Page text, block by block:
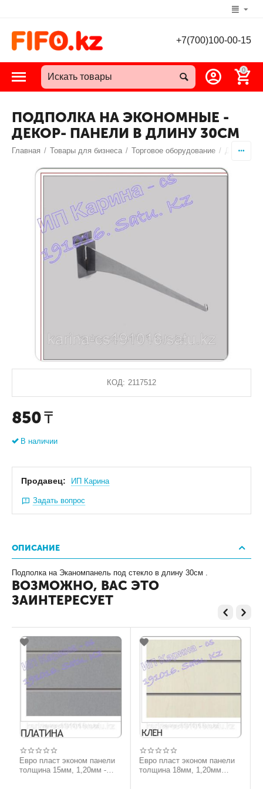
+7(700)100-00-15
0
ПОДПОЛКА НА ЭКОНОМНЫЕ -
ДЕКОР- ПАНЕЛИ В ДЛИНУ 30СМ
Главная / Товары для бизнеса / Торговое оборудование / Декор
КОД: 2117512
850 ₸
В наличии
Продавец: ИП Карина
Задать вопрос
ОПИСАНИЕ
Подполка на Эканомпанель под стекло в длину 30см .
ВОЗМОЖНО, ВАС ЭТО
ЗАИНТЕРЕСУЕТ
пласт эконом панели
15мм, 1,20мм -
Евро пласт эконом панели
толщина 18мм, 1,20мм